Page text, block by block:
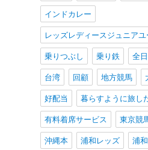
インドカレー
レッズレディースジュニアユ
乗りつぶし 乗り鉄 全
台湾 回顧 地方競馬
好配当 暮らすように旅し
有料着席サービス 東京競
沖縄本 浦和レッズ 浦